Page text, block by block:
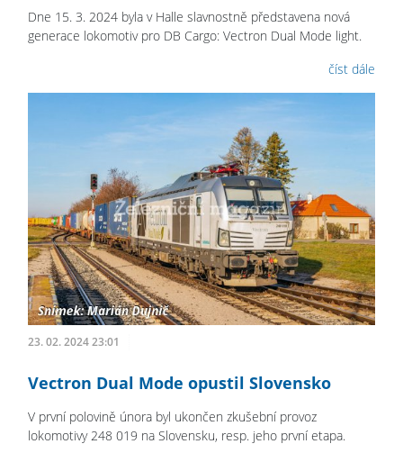
Dne 15. 3. 2024 byla v Halle slavnostně představena nová
generace lokomotiv pro DB Cargo: Vectron Dual Mode light.
číst dále
23. 02. 2024 23:01
Vectron Dual Mode opustil Slovensko
V první polovině února byl ukončen zkušební provoz
lokomotivy 248 019 na Slovensku, resp. jeho první etapa.